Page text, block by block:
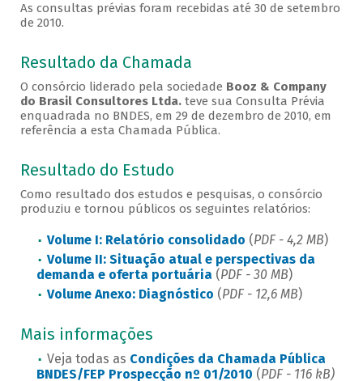
As consultas prévias foram recebidas até 30 de setembro
de 2010.
Resultado da Chamada
O consórcio liderado pela sociedade Booz & Company
do Brasil Consultores Ltda.teve sua Consulta Prévia
enquadrada no BNDES, em 29 de dezembro de 2010, em
referência a esta Chamada Pública.
Resultado do Estudo
Como resultado dos estudos e pesquisas, o consórcio
produziu e tornou públicos os seguintes relatórios:
Volume I: Relatório consolidado (PDF - 4,2 MB)
Volume II: Situação atual e perspectivas da
demanda e oferta portuária (PDF - 30 MB)
Volume Anexo: Diagnóstico (PDF - 12,6 MB)
Mais informações
Veja todas as Condições da Chamada Pública
BNDES/FEP Prospecção nº 01/2010 (PDF - 116 kB)